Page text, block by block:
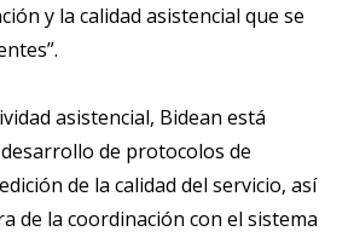
y la calidad asistencial que se
asistencial, Bidean está
de protocolos de
de la calidad del servicio, así
de la coordinación con el sistema